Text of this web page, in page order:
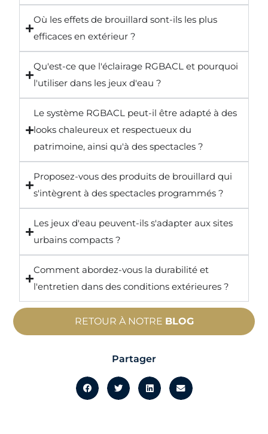
RETOUR À NOTRE BLOG
Partager
Où les effets de brouillard sont-ils les plus
efficaces en extérieur ?
Qu'est-ce que l'éclairage RGBACL et pourquoi
l'utiliser dans les jeux d'eau ?
Le système RGBACL peut-il être adapté à des
looks chaleureux et respectueux du
patrimoine, ainsi qu'à des spectacles ?
Proposez-vous des produits de brouillard qui
s'intègrent à des spectacles programmés ?
Les jeux d'eau peuvent-ils s'adapter aux sites
urbains compacts ?
Comment abordez-vous la durabilité et
l'entretien dans des conditions extérieures ?